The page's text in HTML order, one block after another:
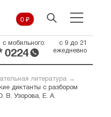
0 ₽
с мобильного:
0224
с 9 до 21
ежедневно
литература→
диктанты с разбором
В. Узорова, Е. А.